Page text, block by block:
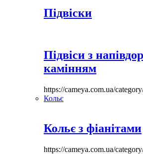
Підвіски
Підвіси з
камінням
https://cameya.com.ua/
Кольє
Кольє з фіанітами
https://cameya.com.ua/